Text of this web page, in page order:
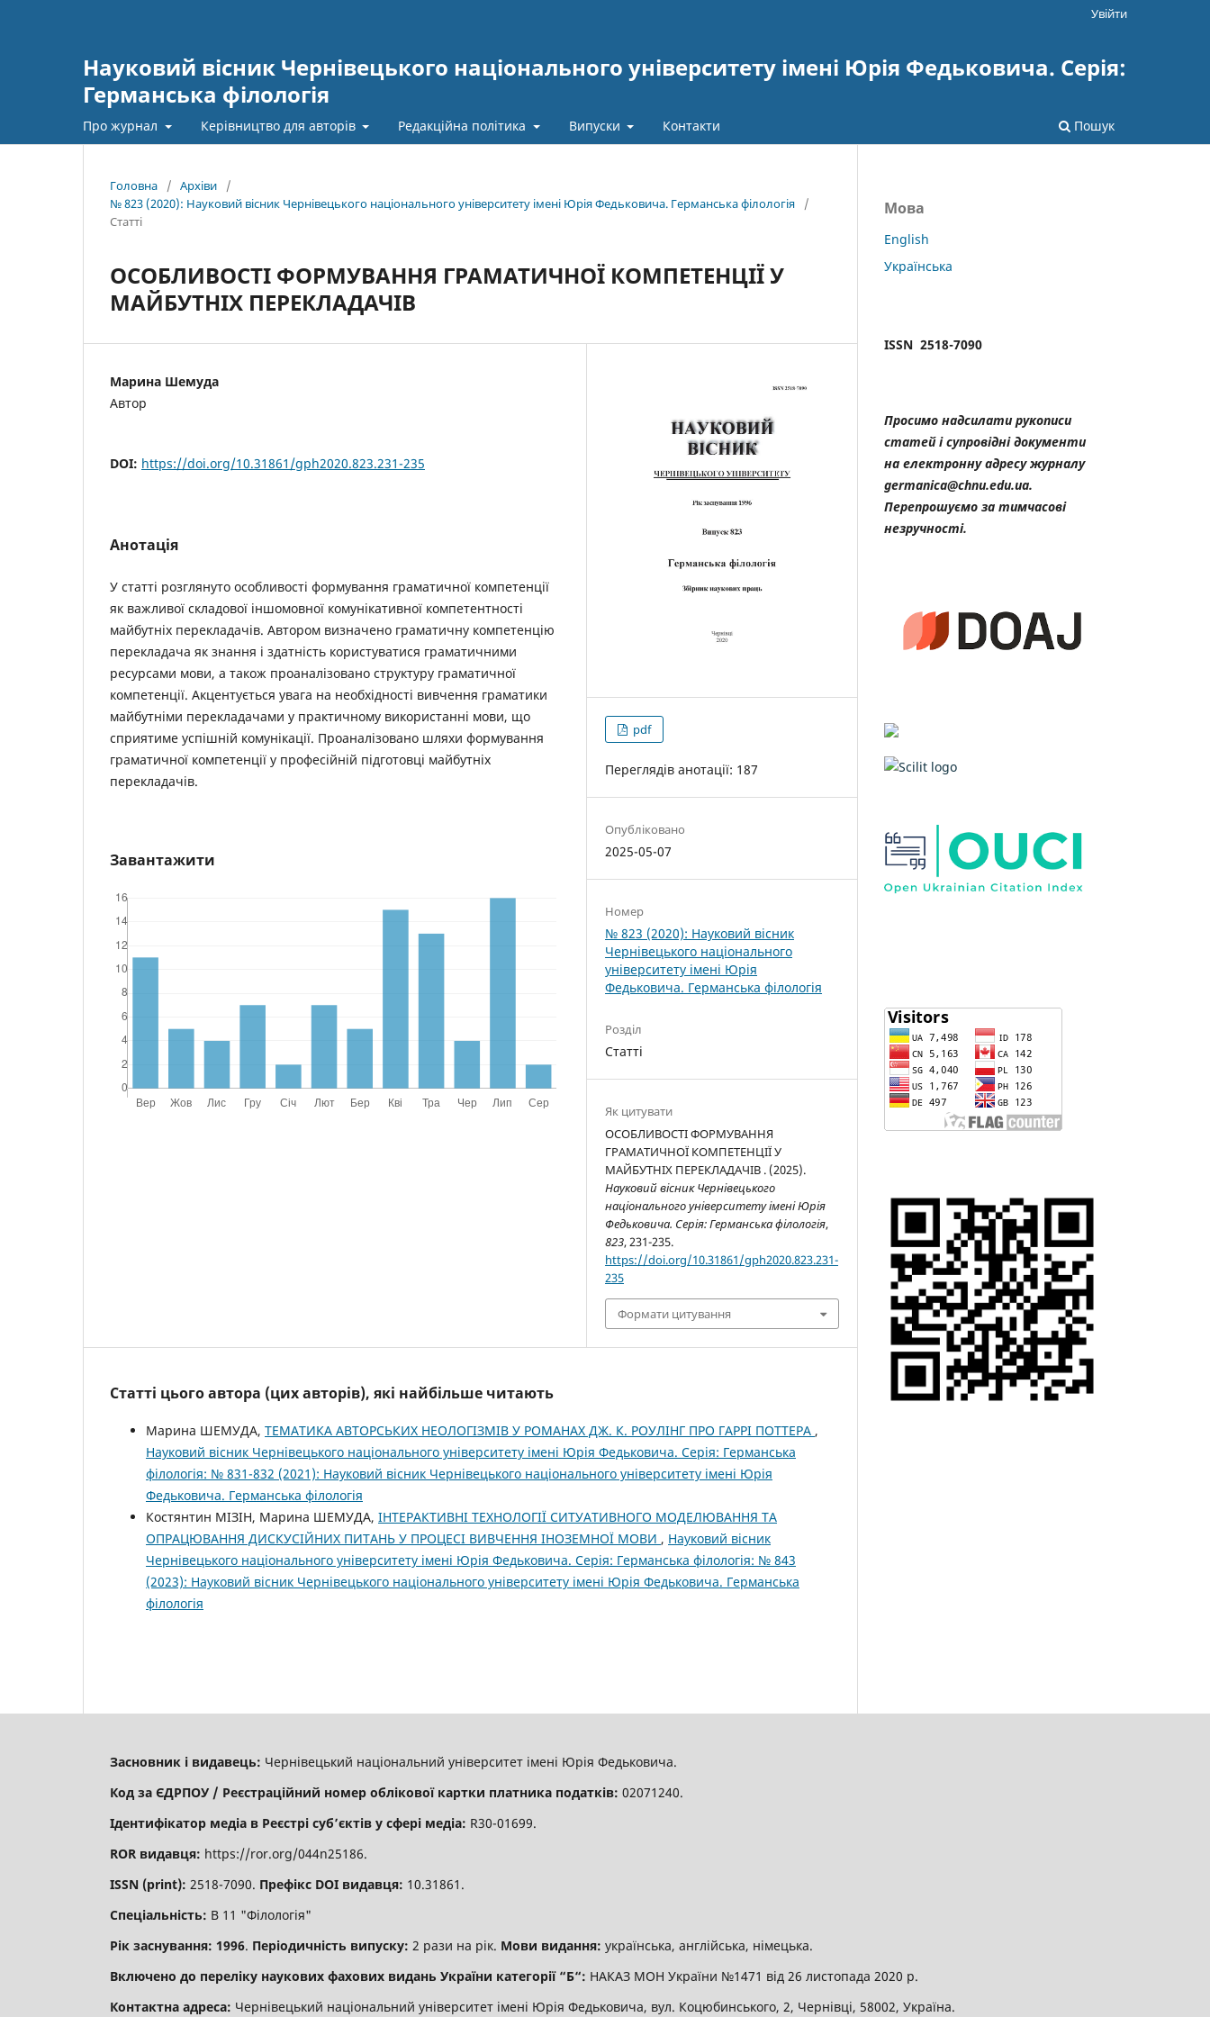
Науковий вісник Чернівецького національного університету імені Юрія Федьковича. Серія:
Германська філологія
Про журнал Керівництво для авторів Редакційна політика Випуски Контакти Пошук
Увійти
Головна / Архіви
/
№ 823 (2020): Науковий вісник Чернівецького національного університету імені Юрія Федьковича. Германська філологія
/
Статті
ОСОБЛИВОСТІ ФОРМУВАННЯ ГРАМАТИЧНОЇ КОМПЕТЕНЦІЇ У
МАЙБУТНІХ ПЕРЕКЛАДАЧІВ
Марина Шемуда
Автор
DOI: https://doi.org/10.31861/gph2020.823.231-235
Анотація
У статті розглянуто особливості формування граматичної компетенції
як важливої складової іншомовної комунікативної компетентності
майбутніх перекладачів. Автором визначено граматичну компетенцію
перекладача як знання і здатність користуватися граматичними
ресурсами мови, а також проаналізовано структуру граматичної
компетенції. Акцентується увага на необхідності вивчення граматики
майбутніми перекладачами у практичному використанні мови, що
сприятиме успішній комунікації. Проаналізовано шляхи формування
граматичної компетенції у професійній підготовці майбутніх
перекладачів.
Завантажити
pdf
Переглядів анотації: 187
Опубліковано
2025-05-07
Номер
№ 823 (2020): Науковий вісник
Чернівецького національного
університету імені Юрія
Федьковича. Германська філологія
Розділ
Статті
Як цитувати
ОСОБЛИВОСТІ ФОРМУВАННЯ
ГРАМАТИЧНОЇ КОМПЕТЕНЦІЇ У
МАЙБУТНІХ ПЕРЕКЛАДАЧІВ . (2025).
Науковий вісник Чернівецького
національного університету імені Юрія
Федьковича. Серія: Германська філологія,
823, 231-235.
https://doi.org/10.31861/gph2020.823.231-
235
Формати цитування
Статті цього автора (цих авторів), які найбільше читають
Марина ШЕМУДА, ТЕМАТИКА АВТОРСЬКИХ НЕОЛОГІЗМІВ У РОМАНАХ ДЖ. К. РОУЛІНГ ПРО ГАРРІ ПОТТЕРА ,
Науковий вісник Чернівецького національного університету імені Юрія Федьковича. Серія: Германська
філологія: № 831-832 (2021): Науковий вісник Чернівецького національного університету імені Юрія
Федьковича. Германська філологія
Костянтин МІЗІН, Марина ШЕМУДА, ІНТЕРАКТИВНІ ТЕХНОЛОГІЇ СИТУАТИВНОГО МОДЕЛЮВАННЯ ТА
ОПРАЦЮВАННЯ ДИСКУСІЙНИХ ПИТАНЬ У ПРОЦЕСІ ВИВЧЕННЯ ІНОЗЕМНОЇ МОВИ , Науковий вісник
Чернівецького національного університету імені Юрія Федьковича. Серія: Германська філологія: № 843
(2023): Науковий вісник Чернівецького національного університету імені Юрія Федьковича. Германська
філологія
Мова
English
Українська
ISSN 2518-7090
Просимо надсилати рукописи
статей і супровідні документи
на електронну адресу журналу
germanica@chnu.edu.ua.
Перепрошуємо за тимчасові
незручності.
Засновник і видавець: Чернівецький національний університет імені Юрія Федьковича.
Код за ЄДРПОУ / Реєстраційний номер облікової картки платника податків: 02071240.
Ідентифікатор медіа в Реєстрі суб’єктів у сфері медіа: R30-01699.
ROR видавця: https://ror.org/044n25186.
ISSN (print): 2518-7090. Префікс DOI видавця: 10.31861.
Спеціальність: В 11 "Філологія"
Рік заснування: 1996. Періодичність випуску: 2 рази на рік. Мови видання: українська, англійська, німецька.
Включено до переліку наукових фахових видань України категорії “Б“: НАКАЗ МОН України №1471 від 26 листопада 2020 р.
Контактна адреса: Чернівецький національний університет імені Юрія Федьковича, вул. Коцюбинського, 2, Чернівці, 58002, Україна.